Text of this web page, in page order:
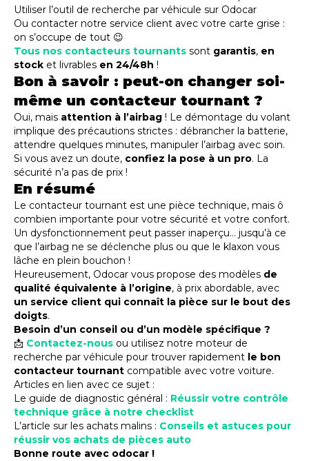
Utiliser l’outil de recherche par véhicule sur Odocar
Ou contacter notre service client avec votre carte grise :
on s’occupe de tout 😉
Tous nos contacteurs tournants sont garantis, en
stock et livrables en 24/48h !
Bon à savoir : peut-on changer soi-
même un contacteur tournant ?
Oui, mais attention à l’airbag ! Le démontage du volant
implique des précautions strictes : débrancher la batterie,
attendre quelques minutes, manipuler l’airbag avec soin.
Si vous avez un doute, confiez la pose à un pro. La
sécurité n’a pas de prix !
En résumé
Le contacteur tournant est une pièce technique, mais ô
combien importante pour votre sécurité et votre confort.
Un dysfonctionnement peut passer inaperçu… jusqu’à ce
que l’airbag ne se déclenche plus ou que le klaxon vous
lâche en plein bouchon !
Heureusement, Odocar vous propose des modèles de
qualité équivalente à l’origine, à prix abordable, avec
un service client qui connaît la pièce sur le bout des
doigts.
Besoin d’un conseil ou d’un modèle spécifique ?
📩 Contactez-nous ou utilisez notre moteur de
recherche par véhicule pour trouver rapidement le bon
contacteur tournant compatible avec votre voiture.
Articles en lien avec ce sujet :
Le guide de diagnostic général : Réussir votre contrôle
technique grâce à notre checklist
L’article sur les achats malins : Conseils et astuces pour
réussir vos achats de pièces auto
Bonne route avec odocar !